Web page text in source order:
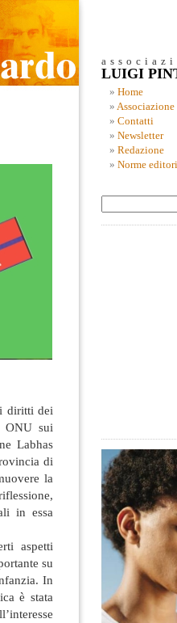
diritti dei
ONU sui
Labhas
di
la
in essa
aspetti
su
In
è stata
LUIGI
Home
Associazione
Contatti
Newsletter
Redazione
Norme